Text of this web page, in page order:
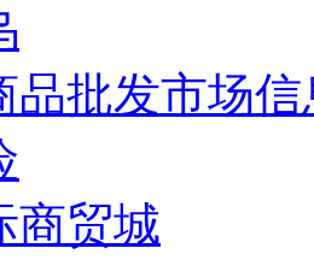
品批发市场
商贸城